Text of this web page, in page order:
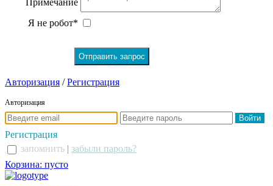
Примечание
Я не робот*
Авторизация /Регистрация
Авторизация
Регистрация
запомнить
забыли пароль?
Корзина: пусто